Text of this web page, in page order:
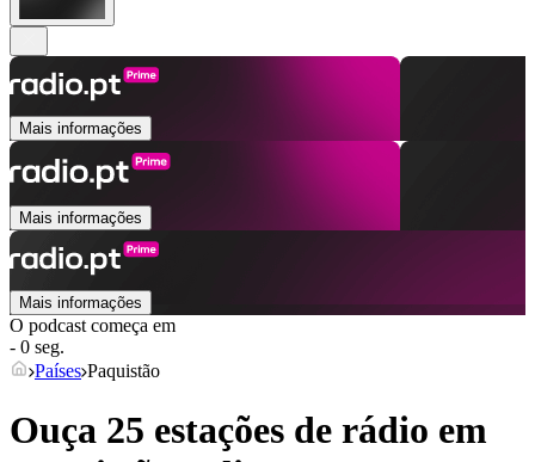
Mais informações
Mais informações
Mais informações
O podcast começa em
- 0 seg.
Países Paquistão
Ouça 25 estações de rádio em